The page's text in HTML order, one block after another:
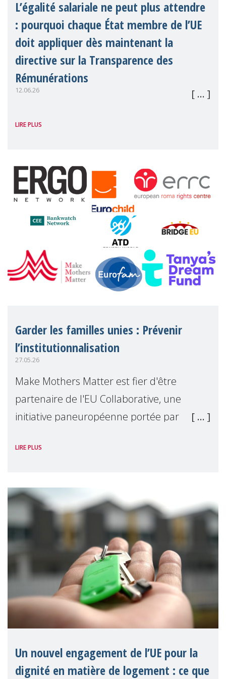
L’égalité salariale ne peut plus attendre
: pourquoi chaque État membre de l’UE
doit appliquer dès maintenant la
directive sur la Transparence des
Rémunérations
12.06.26
femmes continuent de gagner moins que
égale. Derrière ces statistiques se cachent
des personnes bien réelles — des mères,
des aidant
LIRE PLUS
Garder les familles unies : Prévenir
l’institutionnalisation
27.05.26
Make Mothers Matter est fier d'être
partenaire de l'EU Collaborative, une
initiative paneuropéenne portée par
prévention des séparations familiales
LIRE PLUS
Un nouvel engagement de l’UE pour la
dignité en matière de logement : ce que